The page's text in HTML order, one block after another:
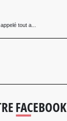
tout a...
FACEBOOK